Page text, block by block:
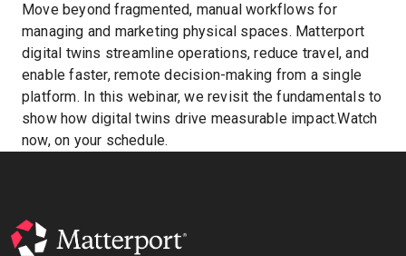
製品
料金設定
リソース
Move beyond fragmented, manual workflows for
managing and marketing physical spaces. Matterport
digital twins streamline operations, reduce travel, and
enable faster, remote decision-making from a single
platform. In this webinar, we revisit the fundamentals to
show how digital twins drive measurable impact.Watch
now, on your schedule.